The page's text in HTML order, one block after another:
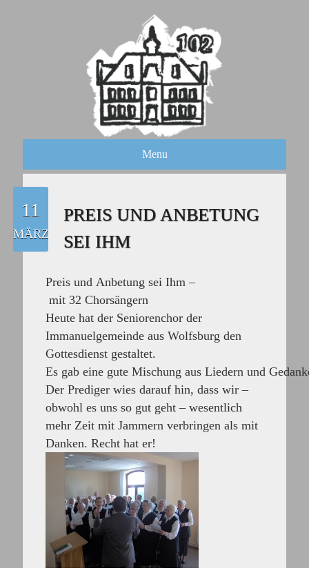
Menu
11
MÄRZ
PREIS UND ANBETUNG
SEI IHM
Preis und Anbetung sei Ihm –
mit 32 Chorsängern
Heute hat der Seniorenchor der
Immanuelgemeinde aus Wolfsburg den
Gottesdienst gestaltet.
Es gab eine gute Mischung aus Liedern und
Der Prediger wies darauf hin, dass wir –
obwohl es uns so gut geht – wesentlich
mehr Zeit mit Jammern verbringen als mit
Danken. Recht hat er!